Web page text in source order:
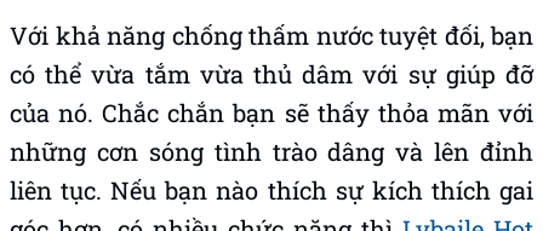
Với khả năng chống thấm nước tuyệt đối, bạn
có thể vừa tắm vừa thủ dâm với sự giúp đỡ
của nó. Chắc chắn bạn sẽ thấy thỏa mãn với
những cơn sóng tình trào dâng và lên đỉnh
liên tục. Nếu bạn nào thích sự kích thích gai
góc hơn, có nhiều chức năng thì Lybaile Hot